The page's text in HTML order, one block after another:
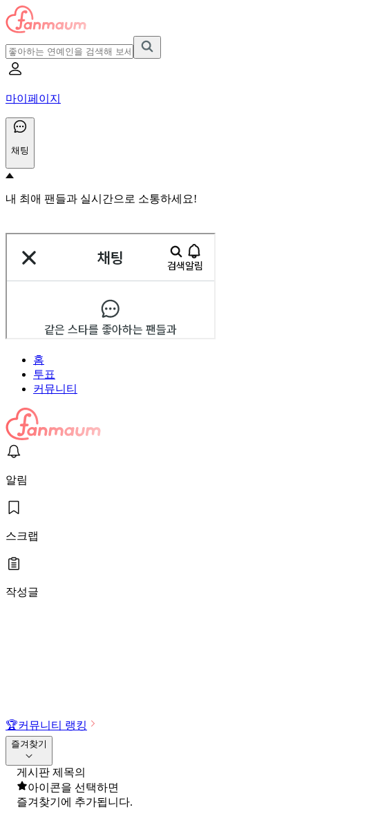
마이페이지
채팅
내 최애 팬들과 실시간으로 소통하세요!
홈
투표
커뮤니티
알림
스크랩
작성글
🏆커뮤니티 랭킹
즐겨찾기
게시판 제목의
아이콘을 선택하면
즐겨찾기에 추가됩니다.